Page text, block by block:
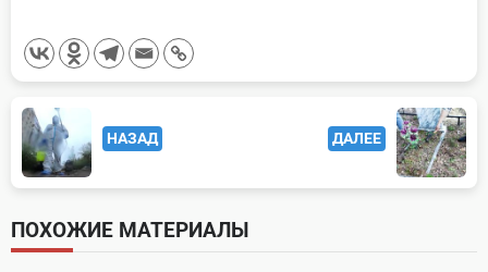
<span
class="nav-
subtitle
screen-
reader-
НАЗАД ДАЛЕЕ
ПОХОЖИЕ МАТЕРИАЛЫ